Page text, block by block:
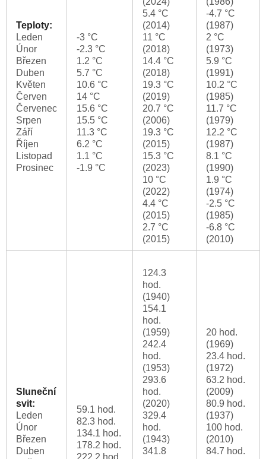
Teploty:
Leden
Únor
Březen
Duben
Květen
Červen
Červenec
Srpen
Září
Říjen
Listopad
Prosinec
-3 °C
-2.3 °C
1.2 °C
5.7 °C
10.6 °C
14 °C
15.6 °C
15.5 °C
11.3 °C
6.2 °C
1.1 °C
-1.9 °C
5.4 °C
(2014)
11 °C
(2018)
14.4 °C
(2018)
19.3 °C
(2019)
20.7 °C
(2006)
19.3 °C
(2015)
15.3 °C
(2023)
10 °C
(2022)
4.4 °C
(2015)
2.7 °C
(2015)
-4.7 °C
(1987)
2 °C
(1973)
5.9 °C
(1991)
10.2 °C
(1985)
11.7 °C
(1979)
12.2 °C
(1987)
8.1 °C
(1990)
1.9 °C
(1974)
-2.5 °C
(1985)
-6.8 °C
(2010)
Sluneční
svit:
Leden
Únor
Březen
Duben
59.1 hod.
82.3 hod.
134.1 hod.
178.2 hod.
124.3
hod.
(1940)
154.1
hod.
(1959)
242.4
hod.
(1953)
293.6
hod.
(2020)
329.4
hod.
(1943)
341.8
20 hod.
(1969)
23.4 hod.
(1972)
63.2 hod.
(2009)
80.9 hod.
(1937)
100 hod.
(2010)
84.7 hod.